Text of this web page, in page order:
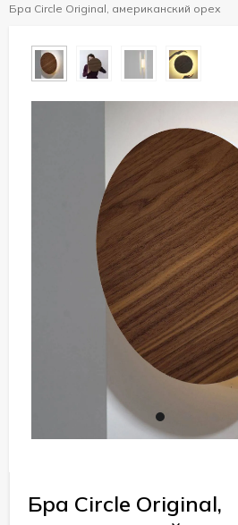
Бра Circle Original, американский орех
Бра Circle Original,